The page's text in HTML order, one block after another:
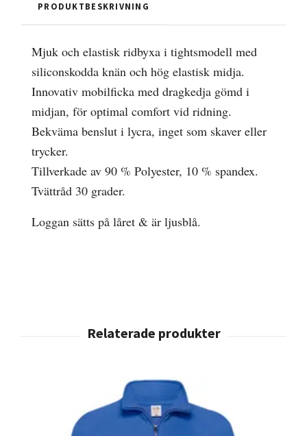
PRODUKTBESKRIVNING
Mjuk och elastisk ridbyxa i tightsmodell med
siliconskodda knän och hög elastisk midja.
Innovativ mobilficka med dragkedja gömd i
midjan, för optimal comfort vid ridning.
Bekväma benslut i lycra, inget som skaver eller
trycker.
Tillverkade av 90 % Polyester, 10 % spandex.
Tvättråd 30 grader.
Loggan sätts på låret & är ljusblå.